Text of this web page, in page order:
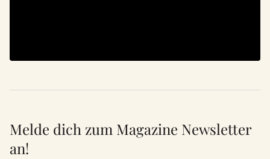
Melde dich zum Magazine Newsletter
an!